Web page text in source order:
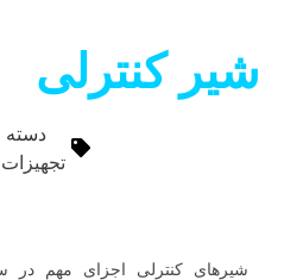
شیر کنترلی
دسته
شیرهای کنترلی اجزای مهم در